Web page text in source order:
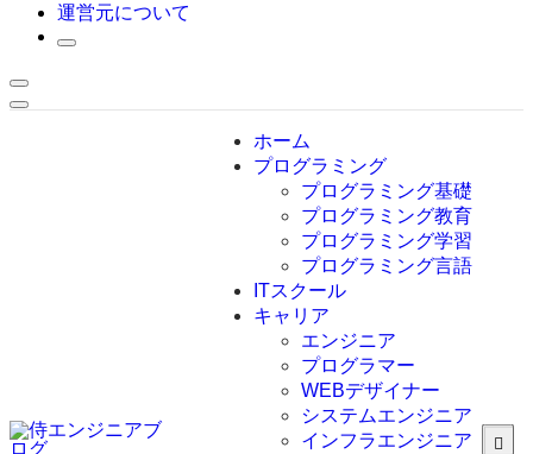
運営元について
ホーム
プログラミング
プログラミング基礎
プログラミング教育
プログラミング学習
プログラミング言語
C言語
C#
VBA
Go言語
Kotlin
Java
ITスクール
キャリア
エンジニア
プログラマー
WEBデザイナー
システムエンジニア
インフラエンジニア